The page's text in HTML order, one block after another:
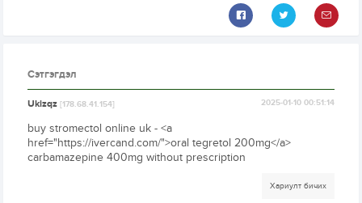
Сэтгэгдэл
Ukizqz[178.68.41.154] 2025-01-10 00:51:14
buy stromectol online uk - <a
href="https://ivercand.com/">oral tegretol 200mg</a>
carbamazepine 400mg without prescription
Хариулт бичих